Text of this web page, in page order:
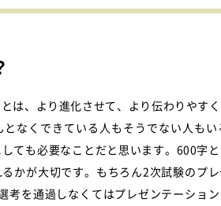
は、より進化させて、より伝わりやす
なくできている人もそうでない人もい
しても必要なことだと思います。600字
かが大切です。もちろん2次試験のプ
考を通過しなくてはプレゼンテーショ